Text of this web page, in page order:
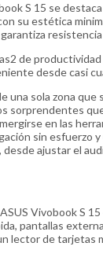
S 15 se
su estética
de
desde casi
sola zona
sorprendentes
en las
sin esfuerzo
ajustar el
Vivobook S
pantallas
lector de tarjetas